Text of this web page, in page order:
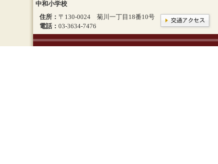
中和小学校
住所： 〒130-0024 菊川一丁目18番10号
電話： 03-3634-7476